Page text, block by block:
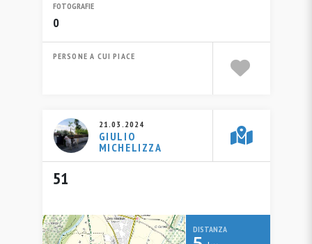
FOTOGRAFIE
0
PERSONE A CUI PIACE
21.03.2024
GIULIO
MICHELIZZA
51
DISTANZA